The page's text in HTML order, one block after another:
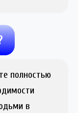
полностью
в